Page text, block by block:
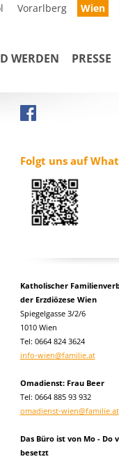
Vorarlberg Wien
WERDEN PRESSE
Folgt uns auf
Katholischer
der Erzdiözese Wien
Spiegelgasse 3/2/6
1010 Wien
Tel: 0664 824 3624
info-wien@familie.at
Omadienst: Frau Beer
Tel: 0664 885 93 932
omadienst-wien@familie.at
Das Büro ist von Mo - Do
besetzt